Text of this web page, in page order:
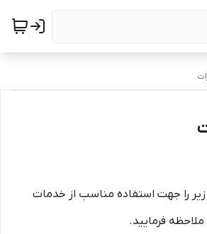
زیر را جهت استفاده مناسب از خدمات
فرمایید.